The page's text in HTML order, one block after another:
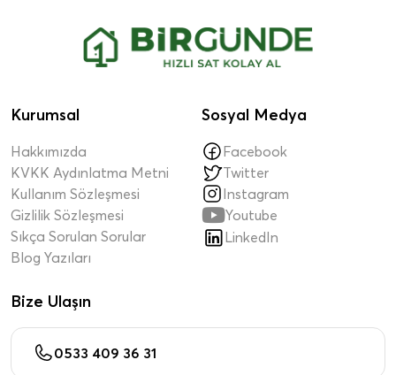
Kurumsal
Hakkımızda
KVKK Aydınlatma Metni
Kullanım Sözleşmesi
Gizlilik Sözleşmesi
Sıkça Sorulan Sorular
Blog Yazıları
Sosyal Medya
Facebook
Twitter
Instagram
Youtube
LinkedIn
Bize Ulaşın
0533 409 36 31